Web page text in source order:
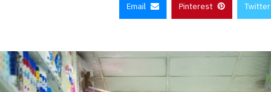
Twitter
Pinterest
Email